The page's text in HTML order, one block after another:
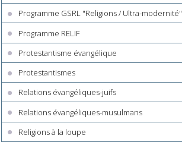
Programme GSRL "Religions / Ultra-modernité"
Programme RELIF
Protestantisme évangélique
Protestantismes
Relations évangéliques-juifs
Relations évangéliques-musulmans
Religions à la loupe